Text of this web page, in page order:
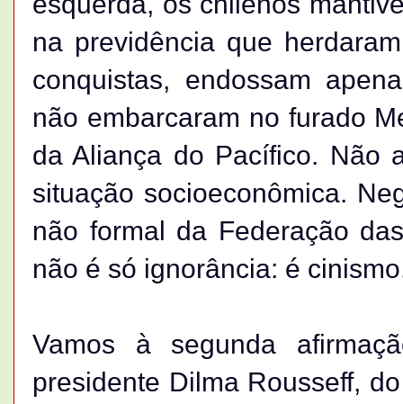
na previdência que
conquistas, endossam
não embarcaram no furado
da Aliança do Pacífico. Não
situação socioeconômica.
não formal da Federação
não é só ignorância: é
Vamos à segunda
presidente Dilma Rousseff,